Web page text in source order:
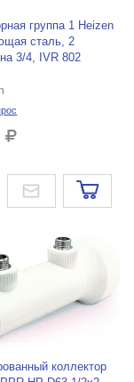
группа 1 Heizen
сталь, 2
3/4, IVR 802
коллектор